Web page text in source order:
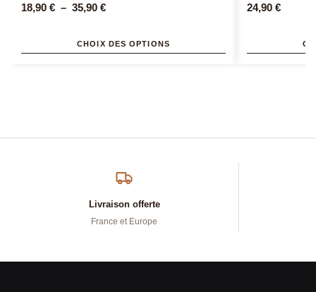
18,90 € – 35,90 €
CHOIX DES OPTIONS
24,90 €
Livraison offerte
France et Europe